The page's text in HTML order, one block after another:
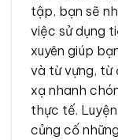
tập, bạn sẽ
việc sử dụng
xuyên giúp
và từ vựng, từ
xạ nhanh
thực tế.
củng cố